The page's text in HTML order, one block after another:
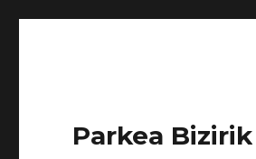
Parkea Bizirik